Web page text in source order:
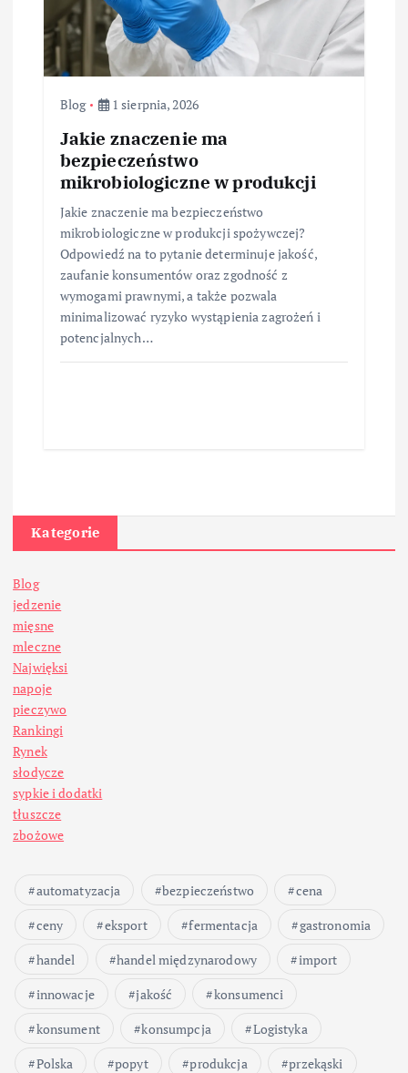
Blog 1 sierpnia, 2026
Jakie znaczenie ma
bezpieczeństwo
mikrobiologiczne w produkcji
Jakie znaczenie ma bezpieczeństwo
mikrobiologiczne w produkcji spożywczej?
Odpowiedź na to pytanie determinuje jakość,
zaufanie konsumentów oraz zgodność z
wymogami prawnymi, a także pozwala
minimalizować ryzyko wystąpienia zagrożeń i
potencjalnych…
Kategorie
Blog
jedzenie
mięsne
mleczne
Najwięksi
napoje
pieczywo
Rankingi
Rynek
słodycze
sypkie i dodatki
tłuszcze
zbożowe
automatyzacja bezpieczeństwo
cena
ceny
eksport fermentacja
gastronomia
handel
handel międzynarodowy
import
innowacje
jakość
konsumenci
konsument
konsumpcja
Logistyka
Polska
popyt produkcja
przekąski